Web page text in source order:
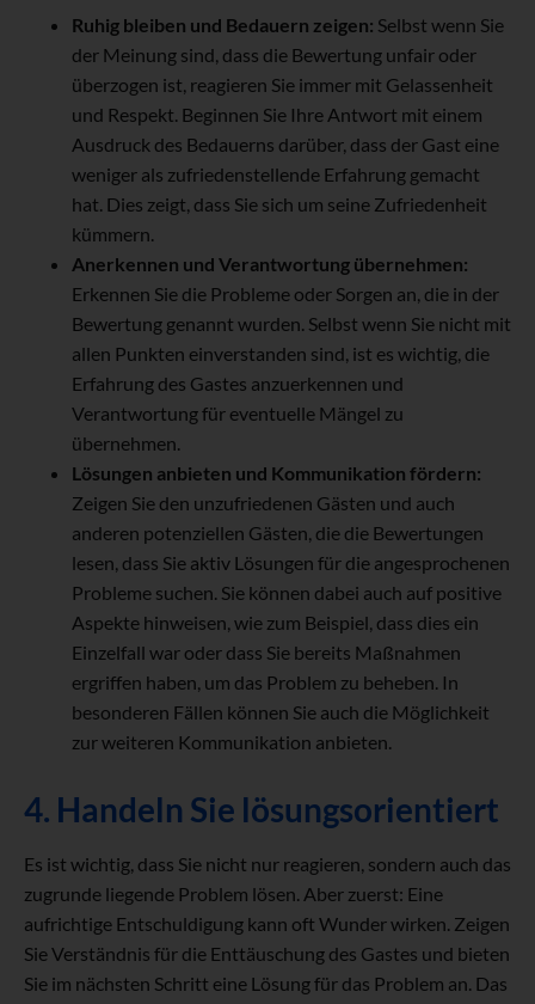
Ruhig bleiben und Bedauern zeigen: Selbst wenn Sie
der Meinung sind, dass die Bewertung unfair oder
überzogen ist, reagieren Sie immer mit Gelassenheit
und Respekt. Beginnen Sie Ihre Antwort mit einem
Ausdruck des Bedauerns darüber, dass der Gast eine
weniger als zufriedenstellende Erfahrung gemacht
hat. Dies zeigt, dass Sie sich um seine Zufriedenheit
kümmern.
Anerkennen und Verantwortung übernehmen:
Erkennen Sie die Probleme oder Sorgen an, die in der
Bewertung genannt wurden. Selbst wenn Sie nicht mit
allen Punkten einverstanden sind, ist es wichtig, die
Erfahrung des Gastes anzuerkennen und
Verantwortung für eventuelle Mängel zu
übernehmen.
Lösungen anbieten und Kommunikation fördern:
Zeigen Sie den unzufriedenen Gästen und auch
anderen potenziellen Gästen, die die Bewertungen
lesen, dass Sie aktiv Lösungen für die angesprochenen
Probleme suchen. Sie können dabei auch auf positive
Aspekte hinweisen, wie zum Beispiel, dass dies ein
Einzelfall war oder dass Sie bereits Maßnahmen
ergriffen haben, um das Problem zu beheben. In
besonderen Fällen können Sie auch die Möglichkeit
zur weiteren Kommunikation anbieten.
4. Handeln Sie lösungsorientiert
Es ist wichtig, dass Sie nicht nur reagieren, sondern auch das
zugrunde liegende Problem lösen. Aber zuerst: Eine
aufrichtige Entschuldigung kann oft Wunder wirken. Zeigen
Sie Verständnis für die Enttäuschung des Gastes und bieten
Sie im nächsten Schritt eine Lösung für das Problem an. Das